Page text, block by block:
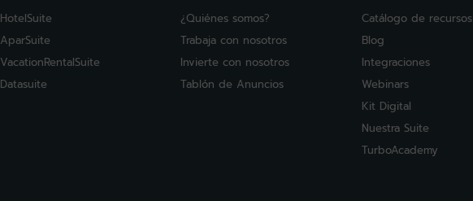
HotelSuite
AparSuite
VacationRentalSuite
Datasuite
¿Quiénes somos?
Trabaja con nosotros
Invierte con nosotros
Tablón de Anuncios
Catálogo de recursos
Blog
Integraciones
Webinars
Kit Digital
Nuestra Suite
TurboAcademy